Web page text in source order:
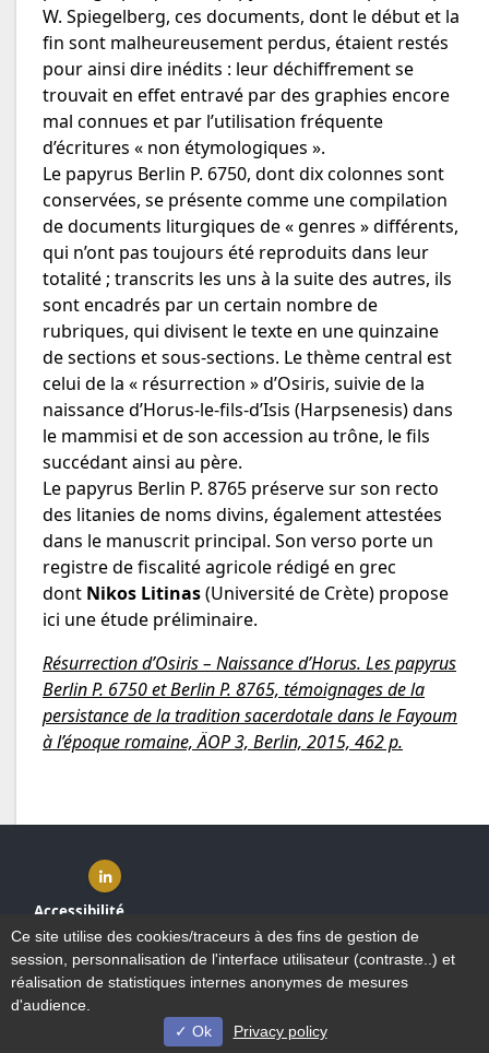
W. Spiegelberg, ces documents, dont le début et la
fin sont malheureusement perdus, étaient restés
pour ainsi dire inédits : leur déchiffrement se
trouvait en effet entravé par des graphies encore
mal connues et par l’utilisation fréquente
d’écritures « non étymologiques ».
Le papyrus Berlin P. 6750, dont dix colonnes sont
conservées, se présente comme une compilation
de documents liturgiques de « genres » différents,
qui n’ont pas toujours été reproduits dans leur
totalité ; transcrits les uns à la suite des autres, ils
sont encadrés par un certain nombre de
rubriques, qui divisent le texte en une quinzaine
de sections et sous-sections. Le thème central est
celui de la « résurrection » d’Osiris, suivie de la
naissance d’Horus-le-fils-d’Isis (Harpsenesis) dans
le mammisi et de son accession au trône, le fils
succédant ainsi au père.
Le papyrus Berlin P. 8765 préserve sur son recto
des litanies de noms divins, également attestées
dans le manuscrit principal. Son verso porte un
registre de fiscalité agricole rédigé en grec
dont Nikos Litinas(Université de Crète) propose
ici une étude préliminaire.
Résurrection d’Osiris – Naissance d’Horus. Les papyrus
Berlin P. 6750 et Berlin P. 8765, témoignages de la
persistance de la tradition sacerdotale dans le Fayoum
à l’époque romaine, ÄOP 3, Berlin, 2015, 462 p.
Linkedin ( nouvelle fenêtre)
Accessibilité
Plan du site
Mentions légales
Plan et contact
© Université de Lille - 2022
Ce site utilise des cookies/traceurs à des fins de gestion de
session, personnalisation de l'interface utilisateur (contraste..) et
réalisation de statistiques internes anonymes de mesures
d'audience.
Ok
Privacy policy